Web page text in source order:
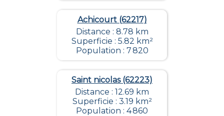
Achicourt (62217)
Distance : 8.78 km
Superficie : 5.82 km²
Population : 7 820
Saint nicolas (62223)
Distance : 12.69 km
Superficie : 3.19 km²
Population : 4 860